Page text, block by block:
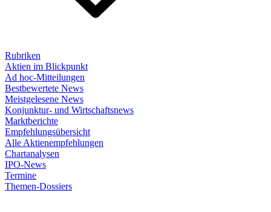
Rubriken
Aktien im Blickpunkt
Ad hoc-Mitteilungen
Bestbewertete News
Meistgelesene News
Konjunktur- und Wirtschaftsnews
Marktberichte
Empfehlungsübersicht
Alle Aktienempfehlungen
Chartanalysen
IPO-News
Termine
Themen-Dossiers